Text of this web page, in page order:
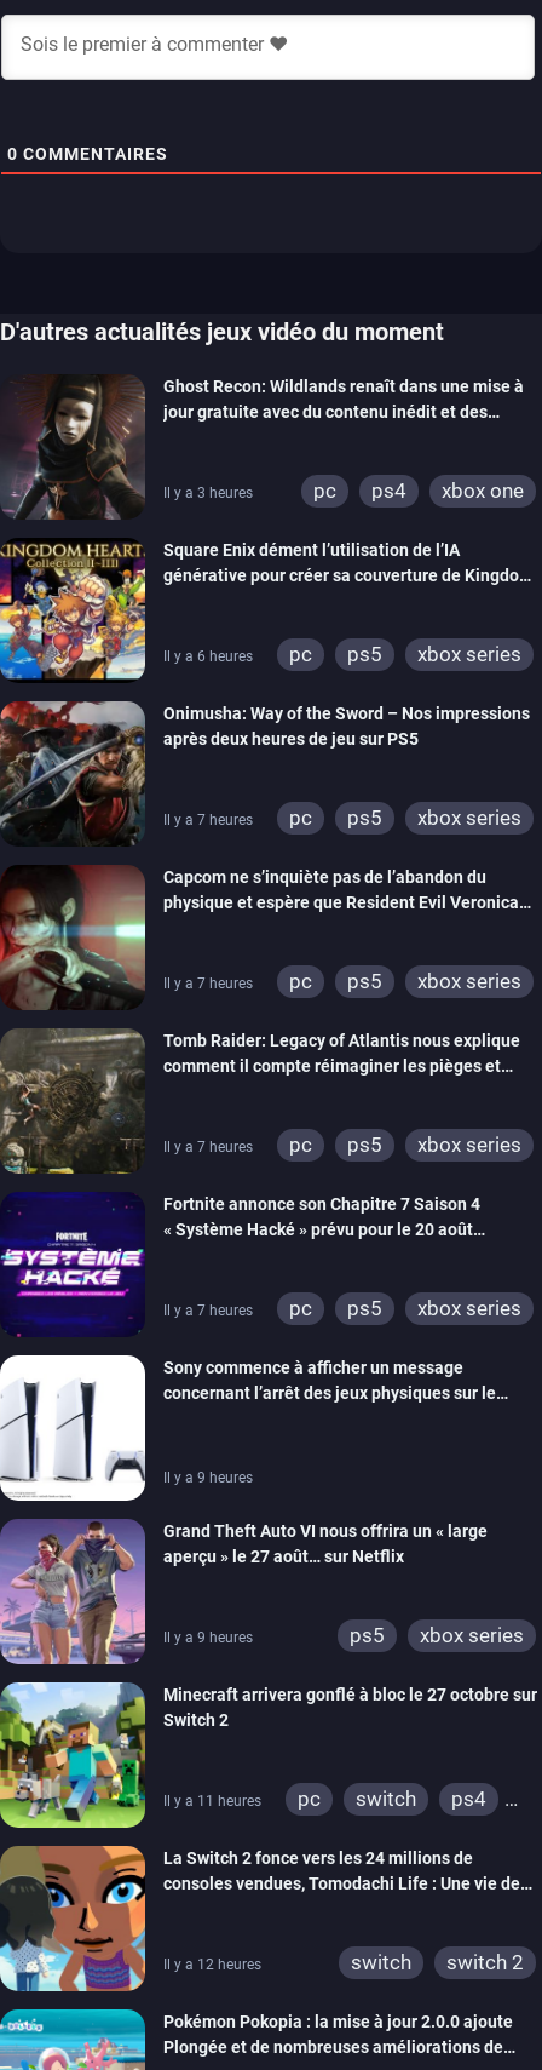
0 COMMENTAIRES
D'autres actualités jeux vidéo du moment
Ghost Recon: Wildlands renaît dans une mise à
jour gratuite avec du contenu inédit et des
Il y a 3 heures pc ps4 xbox one
Square Enix dément l’utilisation de l’IA
générative pour créer sa couverture de Kingdom
Il y a 6 heures pc ps5
xbox series
Onimusha: Way of the Sword – Nos impressions
après deux heures de jeu sur PS5
Il y a 7 heures pc ps5
xbox series
Capcom ne s’inquiète pas de l’abandon du
physique et espère que Resident Evil Veronica
Il y a 7 heures pc ps5
xbox series
Tomb Raider: Legacy of Atlantis nous explique
comment il compte réimaginer les pièges et
Il y a 7 heures pc ps5
xbox series
Fortnite annonce son Chapitre 7 Saison 4
« Système Hacké » prévu pour le 20 août
Il y a 7 heures pc ps5
xbox series
ps4
xbox one
switch 2
Sony commence à afficher un message
concernant l’arrêt des jeux physiques sur le
Il y a 9 heures
Grand Theft Auto VI nous offrira un « large
aperçu » le 27 août… sur Netflix
Il y a 9 heures ps5 xbox series
Minecraft arrivera gonflé à bloc le 27 octobre sur
Switch 2
Il y a 11 heures pc switch
ps4
wiiu
3ds
ps3
xbox 360
switch 2
La Switch 2 fonce vers les 24 millions de
consoles vendues, Tomodachi Life : Une vie de
Il y a 12 heures switch switch 2
Pokémon Pokopia : la mise à jour 2.0.0 ajoute
Plongée et de nombreuses améliorations de